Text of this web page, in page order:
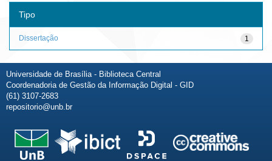
Tipo
1
Dissertação
Universidade de Brasília - Biblioteca Central
Coordenadoria de Gestão da Informação Digital - GID
(61) 3107-2683
repositorio@unb.br